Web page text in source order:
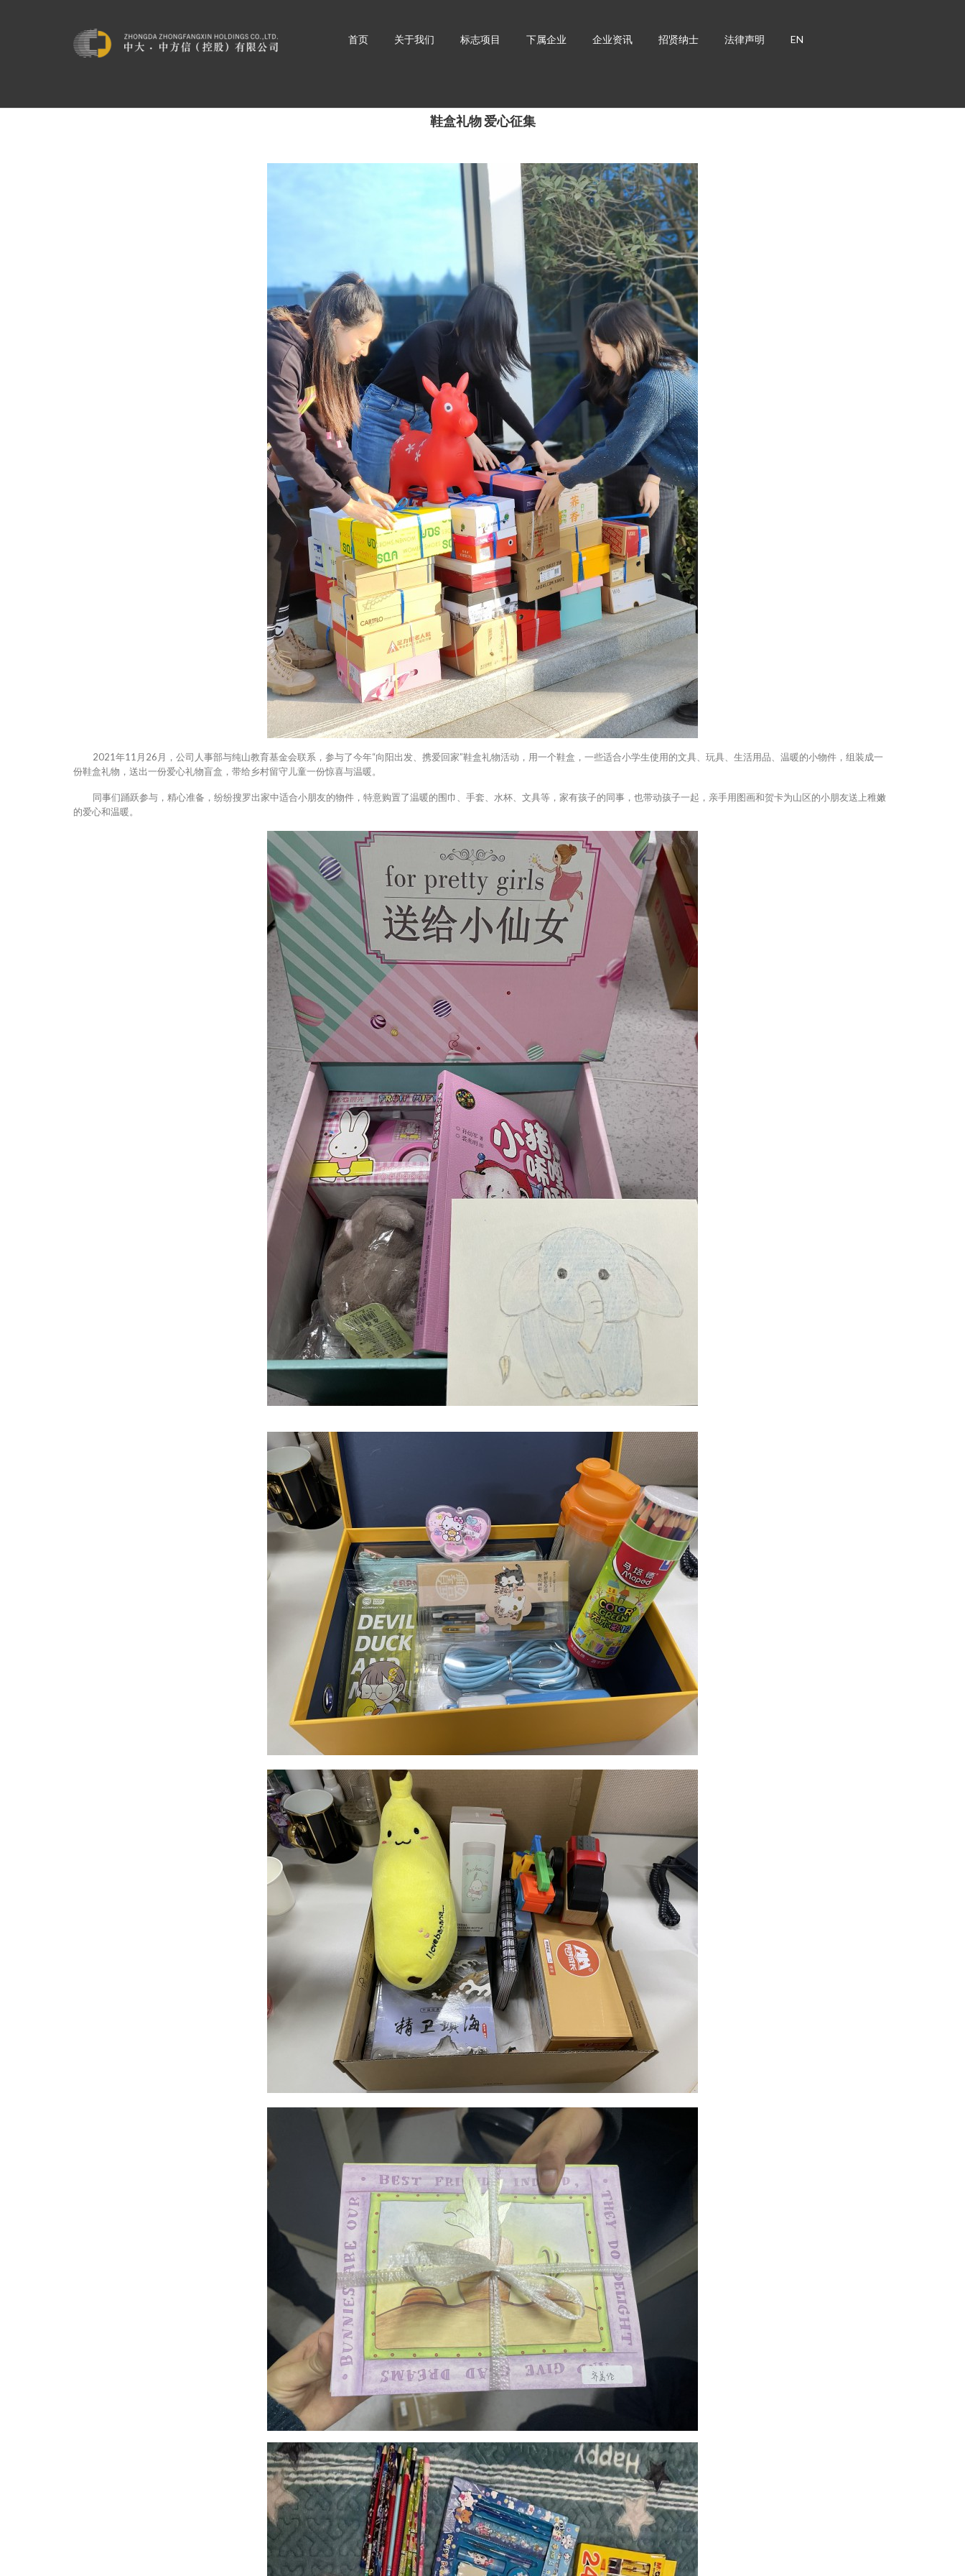
首页 关于我们 标志项目 下属企业 企业资讯 招贤纳士 法律声明 EN
鞋盒礼物 爱心征集
2021年11月26月，公司人事部与纯山教育基金会联系，参与了今年“向阳出发、携爱回家”鞋盒礼物活动，用一个鞋盒，一些适合小学生使用的文具、玩具、生活用品、温暖的小物件，组装成一
份鞋盒礼物，送出一份爱心礼物盲盒，带给乡村留守儿童一份惊喜与温暖。
同事们踊跃参与，精心准备，纷纷搜罗出家中适合小朋友的物件，特意购置了温暖的围巾、手套、水杯、文具等，家有孩子的同事，也带动孩子一起，亲手用图画和贺卡为山区的小朋友送上稚嫩
的爱心和温暖。